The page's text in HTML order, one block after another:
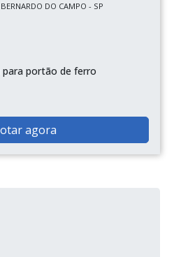
DO CAMPO - SP
para portão de ferro
agora